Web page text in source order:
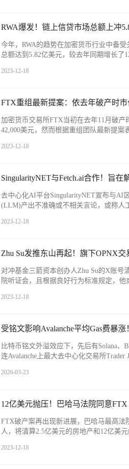
RWA爆发！链上信贷市场总额上冲
今年，RWA的趋势在加密货币行业中备
总额达到5.82亿美元，较去年同期增长了
2023-12-18
FTX重组最新提案：依去年破产时
加密货币交易所FTX当初在去年11月破产
42,000美元，然而根据重组团队最新提
2023-12-18
SingularityNET与Fetch.ai合作！旨
去中心化AI平台SingularityNET宣布与AI
(LLM)产出不准确或不相关言论，或称人
2023-12-18
Zhu Su发推东山再起！旗下OPNX
对冲基金三箭资本创办人Zhu Su的X账号
院听证会，且根据良好行为标准规定，
2023-12-18
受铭文影响Avalanche平均Gas费暴
比特币铭文外溢效应下，先后有Solana、
连Avalanche上最大去中心化交易所
2026-03-23
12亿美元抛压！巴哈马法院同意
FTX破产案再出现新进展，巴哈马最高法
人，将清算2.5亿美元的房地产和12亿美
2023-12-18